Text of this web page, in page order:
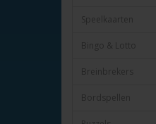
Speelkaarten
Bingo & Lotto
Breinbrekers
Bordspellen